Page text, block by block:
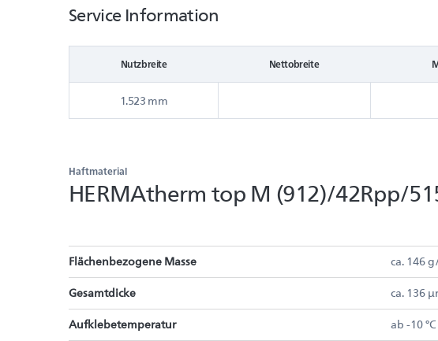
Service Information
Nutzbreite Nettobreite
1.523 mm
Haftmaterial
HERMAtherm top M (912)/42Rpp/
Flächenbezogene Masse ca. 146
Gesamtdicke ca. 136
Aufklebetemperatur ab -10 °C